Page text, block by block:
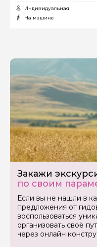
Индивидуальная
На машине
Закажи
по своим
Если вы не нашли в
предложения от
воспользоваться
организовать своё
через онлайн
Задайте свой
Как вас зовут